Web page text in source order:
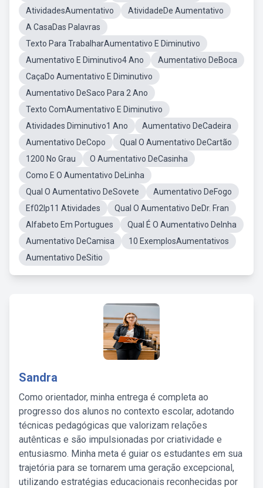
AtividadesAumentativo
AtividadeDe Aumentativo
A CasaDas Palavras
Texto Para TrabalharAumentativo E Diminutivo
Aumentativo E Diminutivo4 Ano
Aumentativo DeBoca
CaçaDo Aumentativo E Diminutivo
Aumentativo DeSaco Para 2 Ano
Texto ComAumentativo E Diminutivo
Atividades Diminutivo1 Ano
Aumentativo DeCadeira
Aumentativo DeCopo
Qual O Aumentativo DeCartão
1200 No Grau
O Aumentativo DeCasinha
Como E O Aumentativo DeLinha
Qual O Aumentativo DeSovete
Aumentativo DeFogo
Ef02lp11 Atividades
Qual O Aumentativo DeDr. Fran
Alfabeto Em Portugues
Qual É O Aumentativo DeInha
Aumentativo DeCamisa
10 ExemplosAumentativos
Aumentativo DeSitio
Sandra
Como orientador, minha entrega é completa ao
progresso dos alunos no contexto escolar, adotando
técnicas pedagógicas que valorizam relações
autênticas e são impulsionadas por criatividade e
entusiasmo. Minha meta é guiar os estudantes em sua
trajetória para se tornarem uma geração excepcional,
utilizando estratégias educacionais reconhecidas por